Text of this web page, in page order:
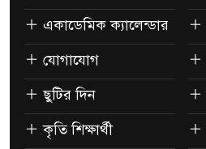
একাডেমিক ক্যালেন্ডার
যোগাযোগ
ছুটির দিন
কৃতি শিক্ষার্থী